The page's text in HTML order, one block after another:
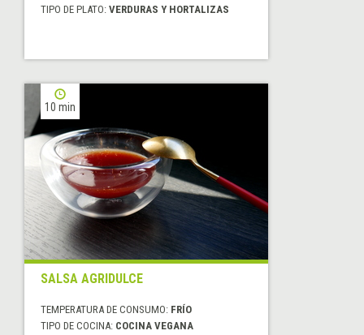
TIPO DE PLATO: VERDURAS Y HORTALIZAS
10 min
SALSA AGRIDULCE
TEMPERATURA DE CONSUMO: FRÍO
TIPO DE COCINA: COCINA VEGANA